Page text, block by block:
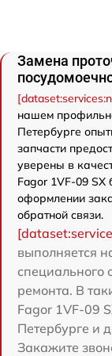
Замена
нашем
Петербурге
запчасти
уверены в
Fagor 1VF-09 SX
оформлении
обратной связи.
выполняется
специального
ремонта. В
Fagor 1VF-09
Петербурге и
Закажите